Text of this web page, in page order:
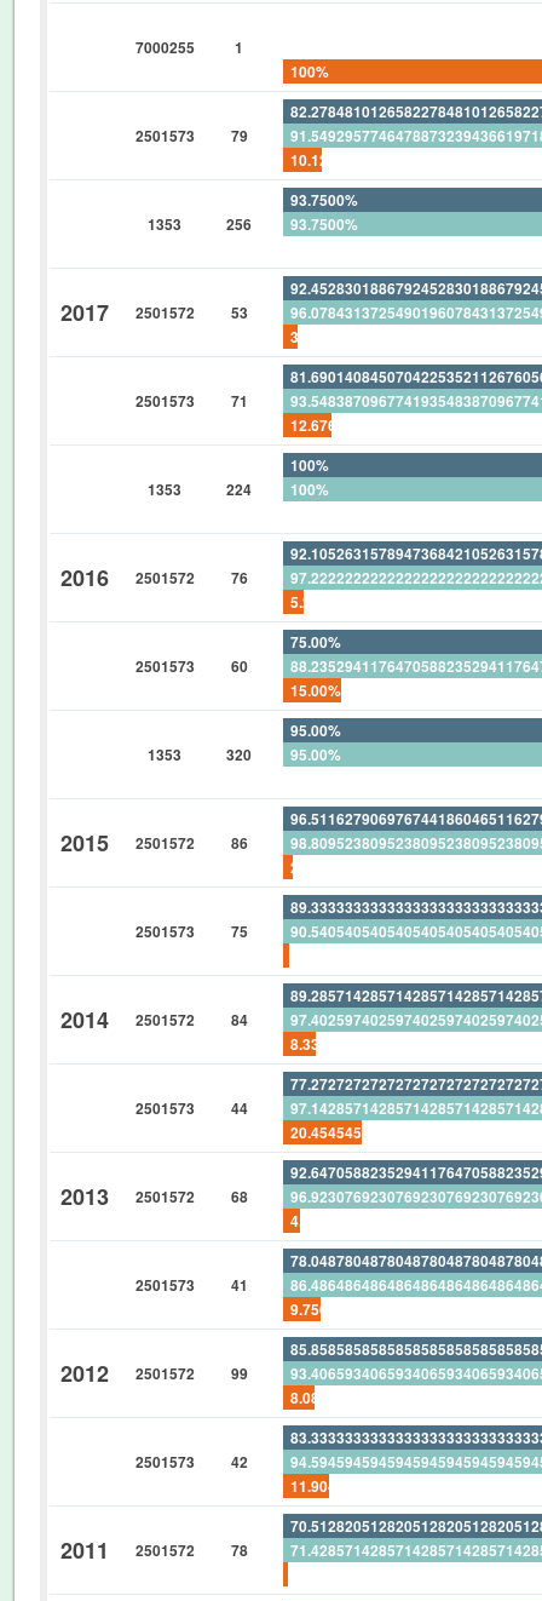
7000255 1
100%
2501573 79
1353 256
93.7500%
93.7500%
2017 2501572 53
2501573 71
1353 224
100%
100%
2016 2501572 76
2501573 60
75.00%
15.00%
1353 320
95.00%
95.00%
2015 2501572 86
2501573 75
2014 2501572 84
2501573 44
2013 2501572 68
2501573 41
2012 2501572 99
2501573 42
2011 2501572 78